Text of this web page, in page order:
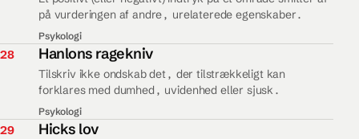
på vurderingen af andre, urelaterede egenskaber.
Psykologi
28 28.
Hanlons ragekniv
Tilskriv ikke ondskab det, der tilstrækkeligt kan
forklares med dumhed, uvidenhed eller sjusk.
Psykologi
29 29.
Hicks lov